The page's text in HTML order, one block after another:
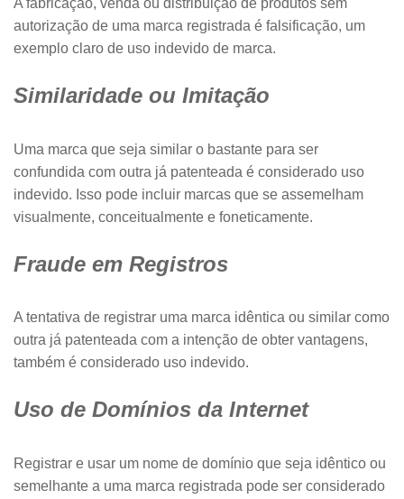
A fabricação, venda ou distribuição de produtos sem
autorização de uma marca registrada é falsificação, um
exemplo claro de uso indevido de marca.
Similaridade ou Imitação
Uma marca que seja similar o bastante para ser
confundida com outra já patenteada é considerado uso
indevido. Isso pode incluir marcas que se assemelham
visualmente, conceitualmente e foneticamente.
Fraude em Registros
A tentativa de registrar uma marca idêntica ou similar como
outra já patenteada com a intenção de obter vantagens,
também é considerado uso indevido.
Uso de Domínios da Internet
Registrar e usar um nome de domínio que seja idêntico ou
semelhante a uma marca registrada pode ser considerado